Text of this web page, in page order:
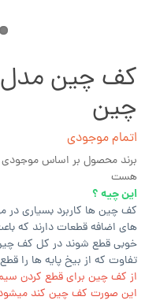
چین
اتمام موجودی
برند محصول بر اساس موجودی
هست
این چیه ؟
کف چین ها کاربرد بسیاری در
های اضافه قطعات دارند که
خوبی قطع شوند در کل کف
تفاوت که از بیخ پایه ها را
از کف چین برای قطع کردن
این صورت کف چین کند